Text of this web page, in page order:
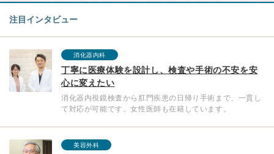
注目インタビュー
消化器内科
丁寧に医療体験を設計し、検査や手術の不安を安
心に変えたい
消化器内視鏡検査から肛門疾患の日帰り手術まで、一貫し
て対応が可能です。女性医師も在籍しています。
美容外科